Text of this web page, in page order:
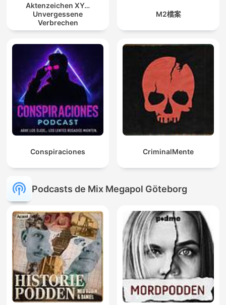
Aktenzeichen XY…
Unvergessene
Verbrechen
M2檔案
Conspiraciones CriminalMente
Podcasts de Mix Megapol Göteborg